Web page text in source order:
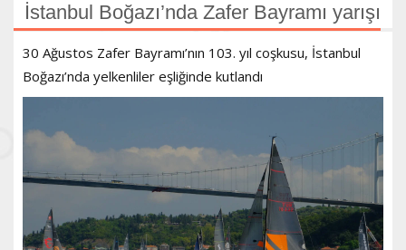
İstanbul Boğazı’nda Zafer Bayramı yarışı
30 Ağustos Zafer Bayramı’nın 103. yıl coşkusu, İstanbul
Boğazı’nda yelkenliler eşliğinde kutlandı